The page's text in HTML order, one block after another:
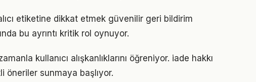
etiketine dikkat etmek güvenilir geri bildirim
bu ayrıntı kritik rol oynuyor.
kullanıcı alışkanlıklarını öğreniyor. iade hakkı
öneriler sunmaya başlıyor.